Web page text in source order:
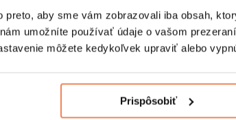
aby sme vám zobrazovali iba obsah,
umožníte používať údaje o vašom
môžete kedykoľvek upraviť alebo
Prispôsobiť